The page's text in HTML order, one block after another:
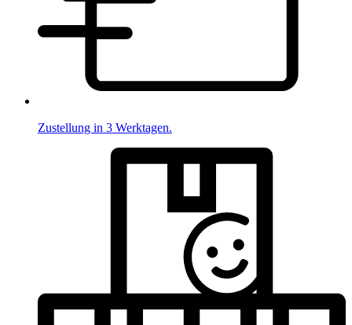
Zustellung in 3 Werktagen.